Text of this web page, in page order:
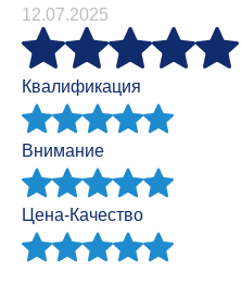
12.07.2025
Квалификация
Внимание
Цена-Качество